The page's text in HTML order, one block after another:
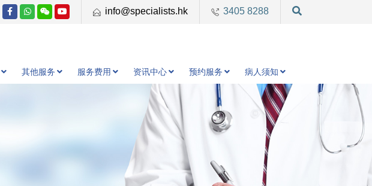
info@specialists.hk 3405 8288
其他服务 服务费用 资讯中心 预约服务 病人须知